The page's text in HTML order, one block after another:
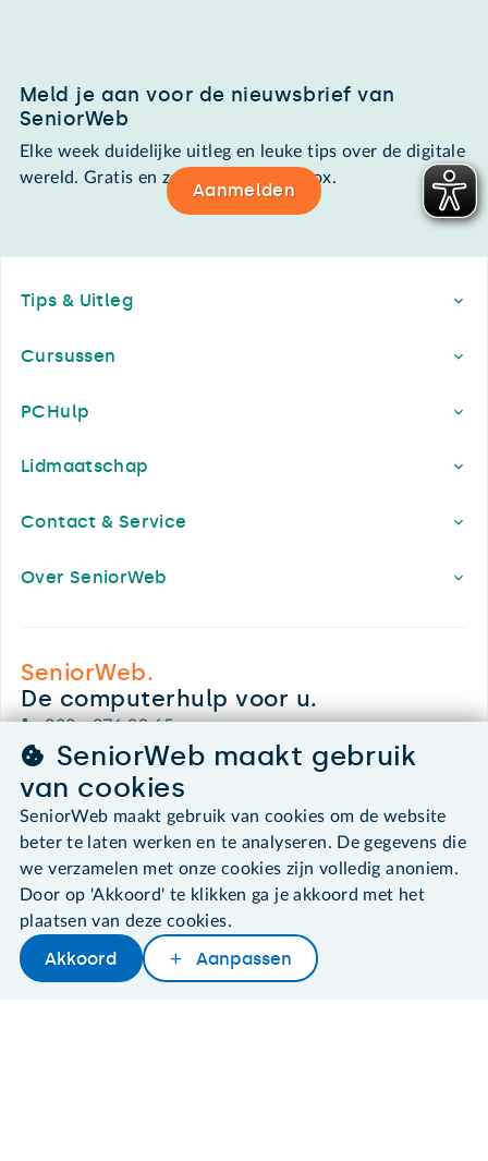
Later lezenDelenWoordenboek
Meld je aan voor de nieuwsbrief van
SeniorWeb
Elke week duidelijke uitleg en leuke tips over de digitale
wereld. Gratis en zomaar in de mailbox.
Aanmelden
Tips & Uitleg
Cursussen
PCHulp
Lidmaatschap
Contact & Service
Over SeniorWeb
SeniorWeb.
De computerhulp voor u.
030 - 276 99 65
leden@seniorweb.nl
©2026 SeniorWeb
Algemene voorwaarden
Cookies en cookie-instellingen
Disclaimer
SeniorWeb maakt gebruik
van cookies
SeniorWeb maakt gebruik van cookies om de website
beter te laten werken en te analyseren. De gegevens die
we verzamelen met onze cookies zijn volledig anoniem.
Door op 'Akkoord' te klikken ga je akkoord met het
plaatsen van deze cookies.
Akkoord Aanpassen